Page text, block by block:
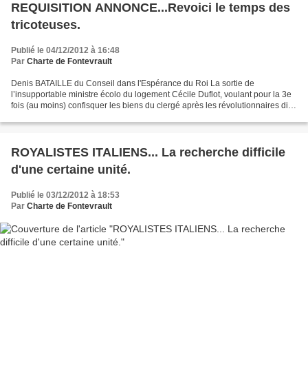
REQUISITION ANNONCE...Revoici le temps des
tricoteuses.
Publié le 04/12/2012 à 16:48
Par Charte de Fontevrault
Denis BATAILLE du Conseil dans l'Espérance du Roi La sortie de
l’insupportable ministre écolo du logement Cécile Duflot, voulant pour la 3e
fois (au moins) confisquer les biens du clergé après les révolutionnaires dits
ROYALISTES ITALIENS... La recherche difficile
d'une certaine unité.
Publié le 03/12/2012 à 18:53
Par Charte de Fontevrault